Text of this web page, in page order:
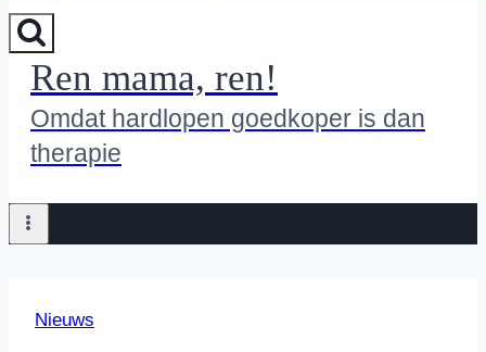
Ren mama, ren!
Omdat hardlopen goedkoper is dan
therapie
Nieuws